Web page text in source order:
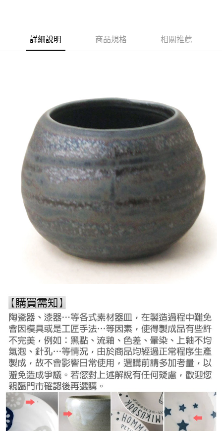
黑貓外島宅配
每筆NT$360
詳細說明 商品規格 相關推薦